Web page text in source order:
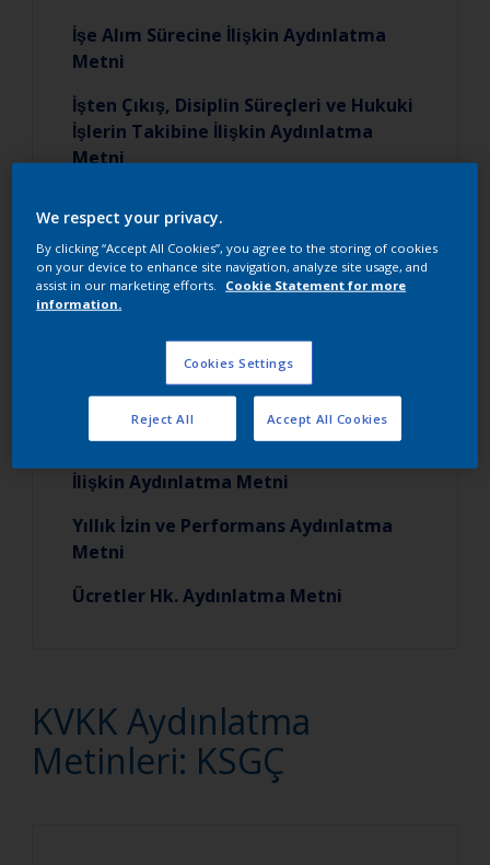
İşe Alım Sürecine İlişkin Aydınlatma
Metni
İşten Çıkış, Disiplin Süreçleri ve Hukuki
İşlerin Takibine İlişkin Aydınlatma
Metni
Ölçümleri Hk. Aydınlatma Metni
İşe Alım ve Mülakat Sürecine İlişkin
Aydınlatma Metni
Eğitim Yönetim Faaliyetleri Hakkında
Aydınlatma Metni
Sigorta işlemleri Hk. Aydınlatma Metni
İlişkin Aydınlatma Metni
Yıllık İzin ve Performans Aydınlatma
Metni
Ücretler Hk. Aydınlatma Metni
KVKK Aydınlatma
Metinleri: KSGÇ
We respect your privacy.
By clicking “Accept All Cookies”, you agree to the storing of cookies
on your device to enhance site navigation, analyze site usage, and
assist in our marketing efforts.
Cookie Statement for more
information.
Cookies Settings
Reject All Accept All Cookies